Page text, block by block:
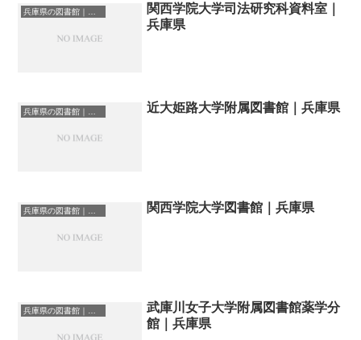
関西学院大学司法研究科資料室｜
兵庫県
近大姫路大学附属図書館｜兵庫県
兵庫県の図書館｜勉強できる場所 関西学院大学図書館｜兵庫県
武庫川女子大学附属図書館薬学分
館｜兵庫県